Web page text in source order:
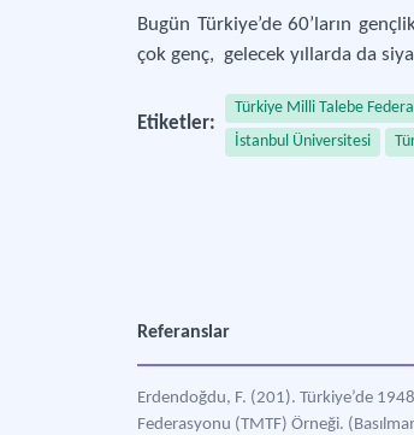
Bugün Türkiye’de 60’ların
çok genç, gelecek yıllarda da
Etiketler:
Türkiye Milli Talebe
İstanbul Üniversitesi
Referanslar
Erdendoğdu, F. (201). Türkiye’de
Federasyonu (TMTF) Örneği.